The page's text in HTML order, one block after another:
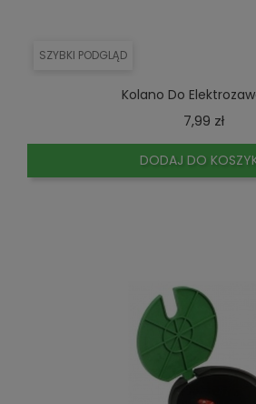
SZYBKI PODGLĄD
Kolano Do
7,99 złCena
DODAJ DO